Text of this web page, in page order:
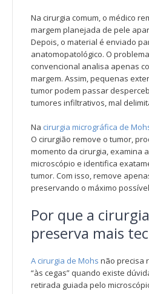
Na cirurgia comum, o médico
margem planejada de pele
Depois, o material é enviado
anatomopatológico. O
convencional analisa apenas
margem. Assim, pequenas
tumor podem passar
tumores infiltrativos, mal
Na cirurgia micrográfica de
O cirurgião remove o tumor,
momento da cirurgia, examina
microscópio e identifica
tumor. Com isso, remove
preservando o máximo
Por que a
preserva mais
A cirurgia de Mohs não precisa
“às cegas” quando existe
retirada guiada pelo